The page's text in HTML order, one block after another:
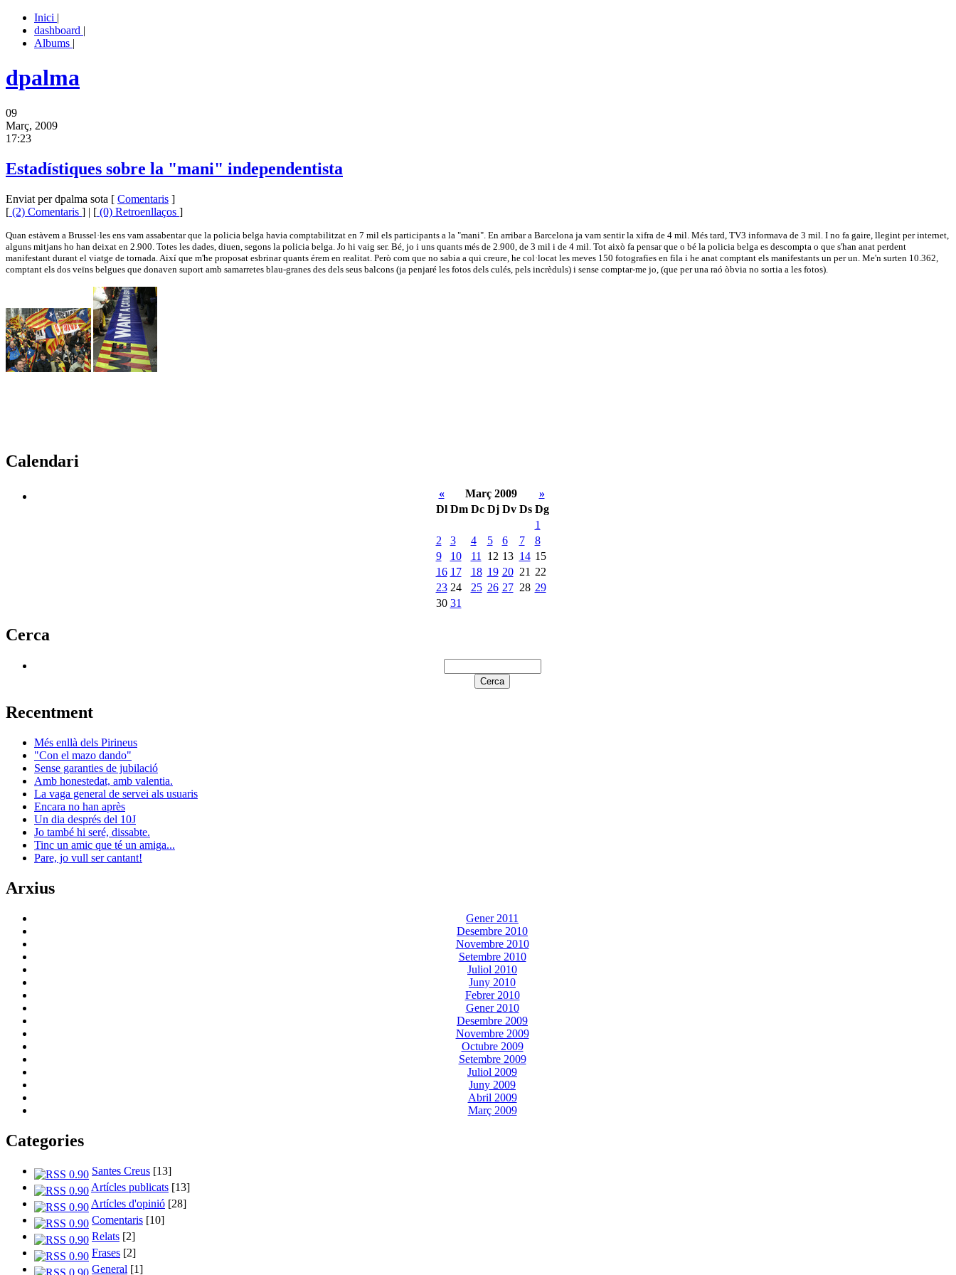
Inici |
dashboard |
Albums |
dpalma
09
Març, 2009
17:23
Estadístiques sobre la "mani" independentista
Enviat per dpalma sota [ Comentaris ]
[ (2) Comentaris ] | [ (0) Retroenllaços ]
Quan estàvem a Brussel·les ens vam assabentar que la policia belga havia comptabilitzat en 7 mil els participants a la "mani". En arribar a Barcelona ja vam sentir la xifra de 4 mil. Més tard, TV3 informava de 3 mil. I no fa gaire, llegint per internet,
alguns mitjans ho han deixat en 2.900. Totes les dades, diuen, segons la policia belga. Jo hi vaig ser. Bé, jo i uns quants més de 2.900, de 3 mil i de 4 mil. Tot això fa pensar que o bé la policia belga es descompta o que s'han anat perdent
manifestant durant el viatge de tornada. Així que m'he proposat esbrinar quants érem en realitat. Però com que no sabia a qui creure, he col·locat les meves 150 fotografies en fila i he anat comptant els manifestants un per un. Me'n surten 10.362,
comptant els dos veïns belgues que donaven suport amb samarretes blau-granes des dels seus balcons (ja penjaré les fotos dels culés, pels incrèduls) i sense comptar-me jo, (que per una raó òbvia no sortia a les fotos).
Calendari
« Març 2009
»
Dl Dm Dc Dj Dv Ds Dg
1
2
3 4 5 6 7
8
9
10 11 12 13 14 15
16 17 18 19 20 21 22
23 24 25 26 27 28 29
30 31
Cerca
Recentment
Més enllà dels Pirineus
"Con el mazo dando"
Sense garanties de jubilació
Amb honestedat, amb valentia.
La vaga general de servei als usuaris
Encara no han après
Un dia després del 10J
Jo també hi seré, dissabte.
Tinc un amic que té un amiga...
Pare, jo vull ser cantant!
Arxius
Gener 2011
Desembre 2010
Novembre 2010
Setembre 2010
Juliol 2010
Juny 2010
Febrer 2010
Gener 2010
Desembre 2009
Novembre 2009
Octubre 2009
Setembre 2009
Juliol 2009
Juny 2009
Abril 2009
Març 2009
Categories
Santes Creus [13]
Artícles publicats [13]
Artícles d'opinió [28]
Comentaris [10]
Relats [2]
Frases [2]
General [1]